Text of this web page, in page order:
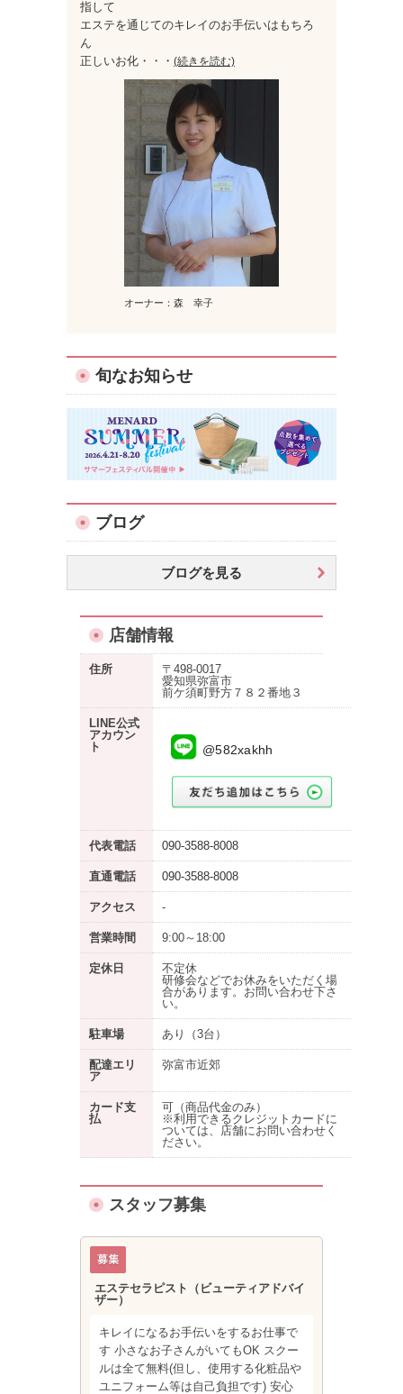
オーナー：森 幸子
指して
エステを通じてのキレイのお手伝いはもちろ
ん
正しいお化 ・・・ (続きを読む)
旬なお知らせ
ブログ
ブログを見る
店舗情報
住所
〒498-0017
愛知県弥富市
前ケ須町野方７８２番地３
LINE公式
アカウン
ト
@582xakhh
代表電話 090-3588-8008
直通電話 090-3588-8008
アクセス -
営業時間 9:00～18:00
定休日
不定休
研修会などでお休みをいただく場
合があります。お問い合わせ下さ
い。
駐車場 あり （3台）
配達エリ
ア
弥富市近郊
カード支
払
可（商品代金のみ）
※利用できるクレジットカードに
ついては、店舗にお問い合わせく
ださい。
スタッフ募集
エステセラピスト（ビューティアドバイ
ザー）
キレイになるお手伝いをするお仕事で
す 小さなお子さんがいてもOK スクー
ルは全て無料(但し、使用する化粧品や
ユニフォーム等は自己負担です) 安心